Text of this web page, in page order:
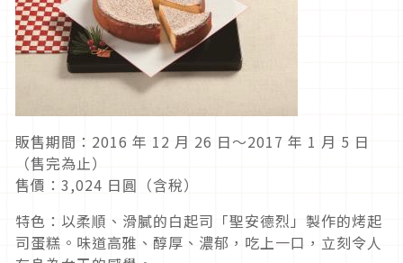
販售期間：2016 年 12 月 26 日～2017 年 1 月 5 日
（售完為止）
售價：3,024 日圓（含稅）
特色：以柔順、滑膩的白起司「聖安德烈」製作的烤起
司蛋糕。味道高雅、醇厚、濃郁，吃上一口，立刻令人